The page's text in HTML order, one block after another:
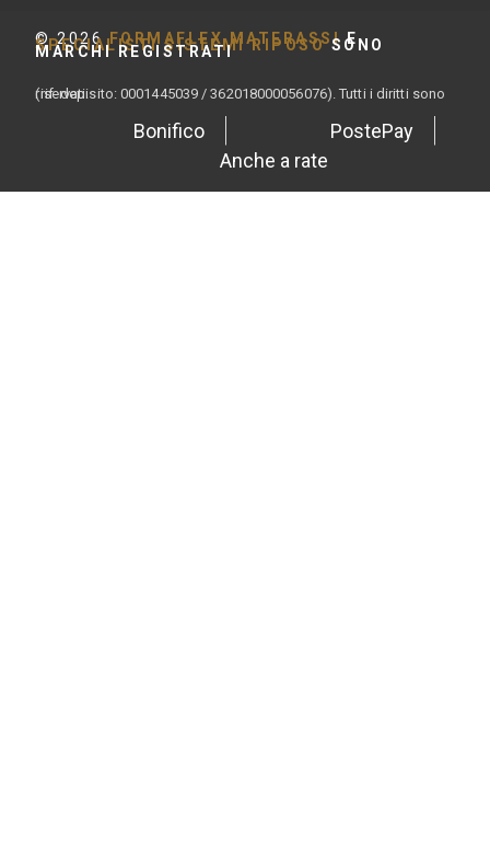
©2026 FORMAFLEX MATERASSIE
SPECIALISTI SISTEMI RIPOSOSONO
MARCHI REGISTRATI
(rif. depisito: 0001445039 / 362018000056076). Tutti i diritti sono riservati.
Bonifico
PostePay
Anche a rate